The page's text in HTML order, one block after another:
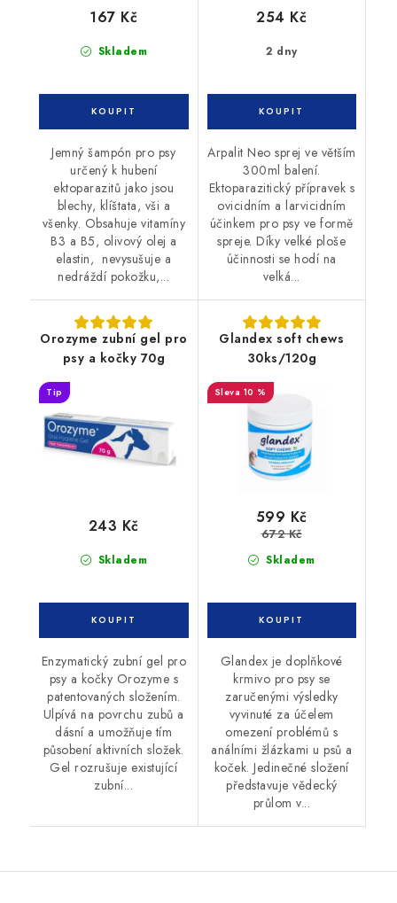
Skladem
167 Kč
Jemný šampón pro psy
určený k hubení
ektoparazitů jako jsou
blechy, klíštata, vši a
všenky. Obsahuje vitamíny
B3 a B5, olivový olej a
elastin, nevysušuje a
nedráždí pokožku,...
2 dny
254 Kč
Arpalit Neo sprej ve větším
300ml balení.
Ektoparazitický přípravek s
ovicidním a larvicidním
účinkem pro psy ve formě
spreje. Díky velké ploše
účinnosti se hodí na
velká...
Orozyme zubní gel pro
psy a kočky 70g
Tip
Skladem
243 Kč
Enzymatický zubní gel pro
psy a kočky Orozyme s
patentovaných složením.
Ulpívá na povrchu zubů a
dásní a umožňuje tím
působení aktivních složek.
Gel rozrušuje existující
zubní...
Glandex soft chews
30ks/120g
10 %
Skladem
599 Kč
672 Kč
Glandex je doplňkové
krmivo pro psy se
zaručenými výsledky
vyvinuté za účelem
omezení problémů s
análními žlázkami u psů a
koček. Jedinečné složení
představuje vědecký
průlom v...